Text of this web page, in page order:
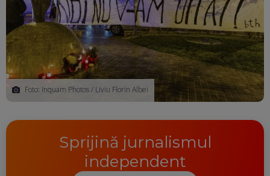
Foto: Inquam Photos / Liviu Florin Albei
Sprijină jurnalismul
independent